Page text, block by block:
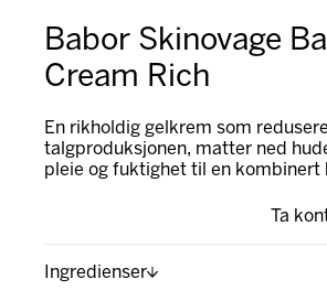
Babor Skinovage
Cream Rich
En rikholdig gelkrem som
talgproduksjonen, matter ned
pleie og fuktighet til en kombinert
Ta
Ingredienser